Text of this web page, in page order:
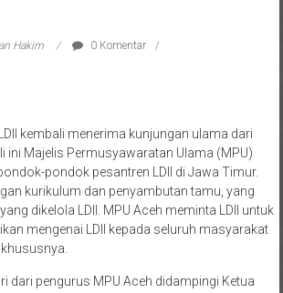
ini Majelis Permusyawaratan Ulama (MPU)
pondok pesantren LDII di Jawa Timur.
kurikulum dan penyambutan tamu, yang
dikelola LDII. MPU Aceh meminta LDII untuk
mengenai LDII kepada seluruh masyarakat
Burhan tiba di Surabaya sejak Selasa (8/9) lalu